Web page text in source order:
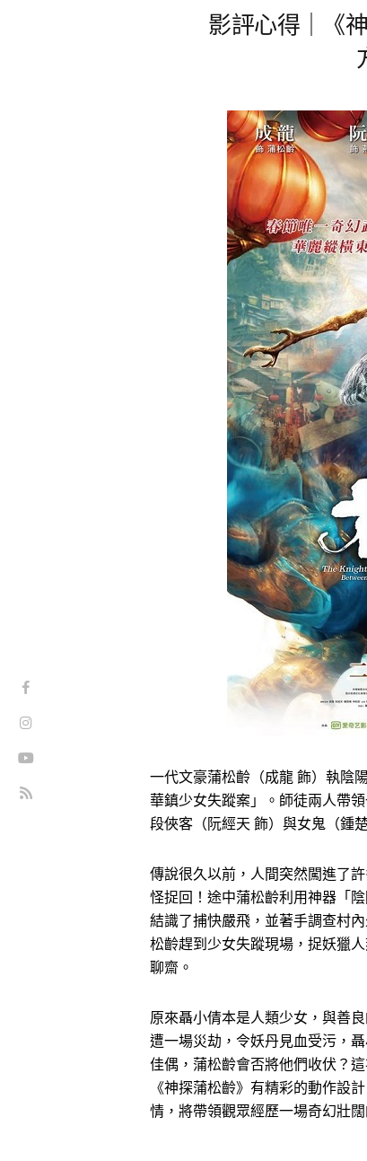
影評心得｜《
一代文豪蒲松齡（成龍 飾）執陰
華鎮少女失蹤案」。師徒兩人帶
段俠客（阮經天 飾）與女鬼（鍾
傳說很久以前，人間突然闖進了
怪捉回！途中蒲松齡利用神器「
結識了捕快嚴飛，並著手調查村
松齡趕到少女失蹤現場，捉妖獵
聊齋。
原來聶小倩本是人類少女，與善
遭一場災劫，令妖丹見血受污，
佳偶，蒲松齡會否將他們收伏？
《神探蒲松齡》有精彩的動作設
情，將帶領觀眾經歷一場奇幻壯闊